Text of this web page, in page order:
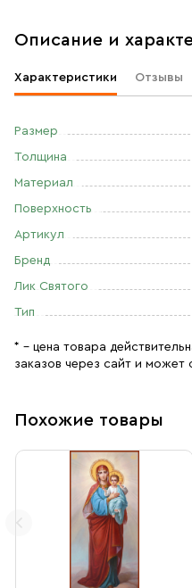
Описание и
Характеристики Отзывы
Размер
Толщина
Материал
Поверхность
Артикул
Бренд
Лик Святого
Тип
* – цена товара
заказов через сайт и может
Похожие товары